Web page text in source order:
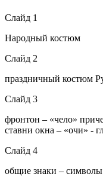
Слайд 1
Народный костюм
Слайд 2
праздничный костюм
Слайд 3
фронтон – «чело»
ставни окна – «очи» -
Слайд 4
общие знаки – символы